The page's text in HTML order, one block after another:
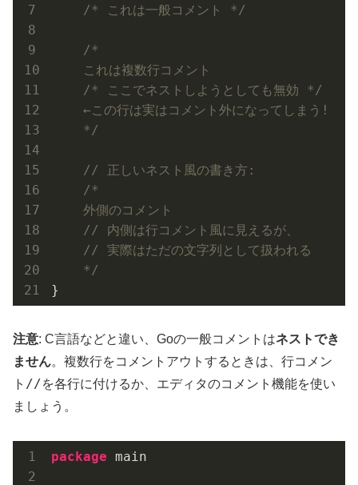
/* これは一般コメント */
/*
    これは複数行コメント
/* ここでネストしようとしても無効 */
    ←この行は実はコメント外になってしまう!
    */
// 正しいネスト風の書き方:
/*
    外側のコメント
    // 内側は行コメント風に見えるが、
    // 実際はただの文字列として扱われる
    */
注意: C言語などと違い、Goの一般コメントはネストでき
ません。複数行をコメントアウトするときは、行コメン
ト //を各行に付けるか、エディタのコメント機能を使い
ましょう。
package main